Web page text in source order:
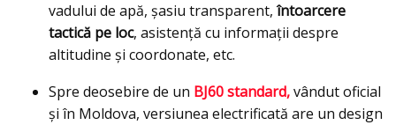
vadului de apă, șasiu transparent,întoarcere
tactică pe loc, asistență cu informații despre
altitudine și coordonate, etc.
Spre deosebire de un BJ60 standard,vândut oficial
și în Moldova, versiunea electrificată are un design